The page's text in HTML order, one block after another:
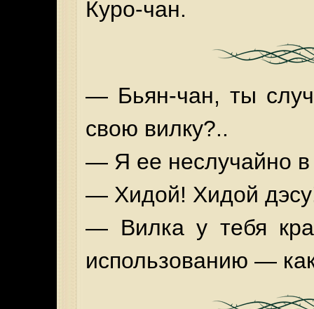
Куро-чан.
— Бьян-чан, ты
свою вилку?..
— Я ее неслучайно в
— Хидой! Хидой
— Вилка у тебя
использованию —